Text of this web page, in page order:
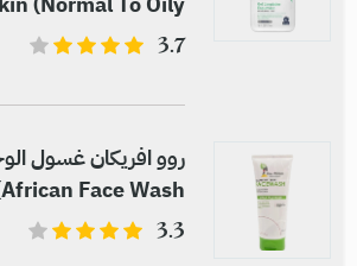
3.7
African Face Wash)
3.3